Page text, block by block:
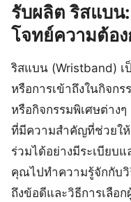
รับผลิต ริสแบ
โจทย์ความต้อ
ริสแบน (Wristband)
หรือการเข้าถึงในกิจก
หรือกิจกรรมพิเศษต่างๆ
ที่มีความสำคัญที่ช่วยให้
ร่วมได้อย่างมีระเบียบ
คุณไปทำความรู้จักกับ
ถึงข้อดีและวิธีการเลือ